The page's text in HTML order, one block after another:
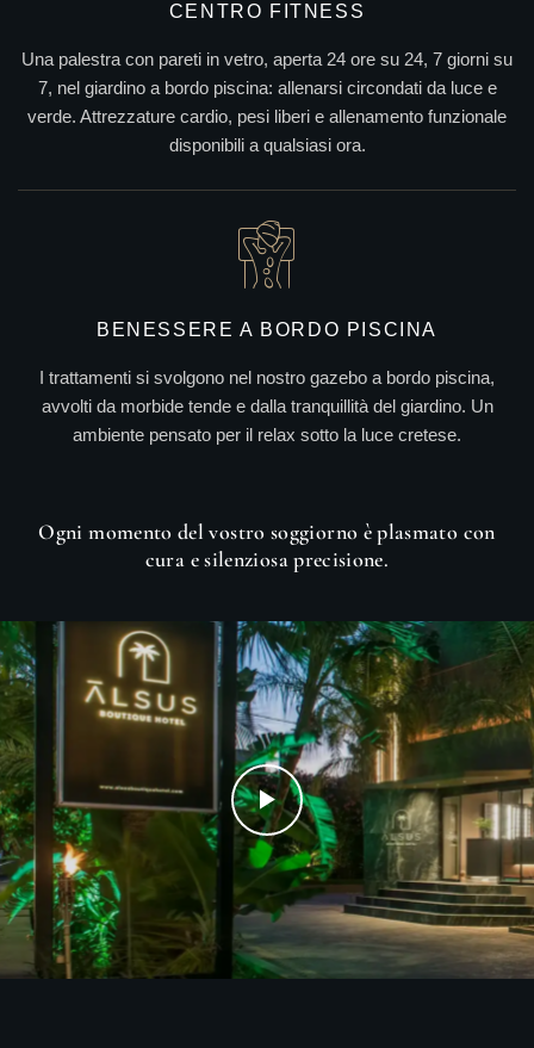
CENTRO FITNESS
Una palestra con pareti in vetro, aperta 24 ore su 24, 7 giorni su
7, nel giardino a bordo piscina: allenarsi circondati da luce e
verde. Attrezzature cardio, pesi liberi e allenamento funzionale
disponibili a qualsiasi ora.
BENESSERE A BORDO PISCINA
I trattamenti si svolgono nel nostro gazebo a bordo piscina,
avvolti da morbide tende e dalla tranquillità del giardino. Un
ambiente pensato per il relax sotto la luce cretese.
Ogni momento del vostro soggiorno è plasmato con
cura e silenziosa precisione.